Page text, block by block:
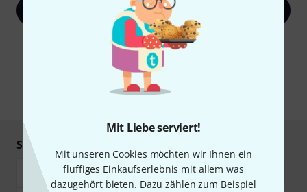
Mit Liebe serviert!
Mit unseren Cookies möchten wir Ihnen ein
fluffiges Einkaufserlebnis mit allem was
dazugehört bieten. Dazu zählen zum Beispiel
Jetzt anmelden
Mit Klick auf „Jetzt anmelden“ stimmen Sie dem Erhalt von E-Mail-
Werbung und einer Messung des E-Mail-Nutzungsverhaltens zu. Die
Abmeldung ist jederzeit möglich. Weitere Informationen finden Sie in
unserenDatenschutzhinweisen
* Pflichtfeld
Sicher einkaufen & bezahlen